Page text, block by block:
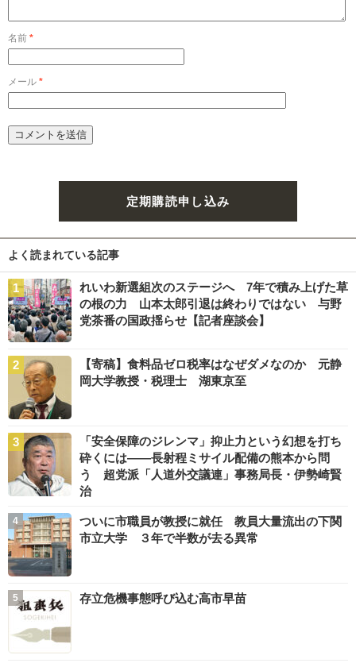
名前 *
メール *
定期購読申し込み
よく読まれている記事
れいわ新選組次のステージへ 7年で積み上げた草
の根の力 山本太郎引退は終わりではない 与野
党茶番の国政揺らせ【記者座談会】
【寄稿】食料品ゼロ税率はなぜダメなのか 元静
岡大学教授・税理士 湖東京至
「安全保障のジレンマ」抑止力という幻想を打ち
砕くには――長射程ミサイル配備の熊本から問
う 超党派「人道外交議連」事務局長・伊勢崎賢
治
ついに市職員が教授に就任 教員大量流出の下関
市立大学 ３年で半数が去る異常
存立危機事態呼び込む高市早苗